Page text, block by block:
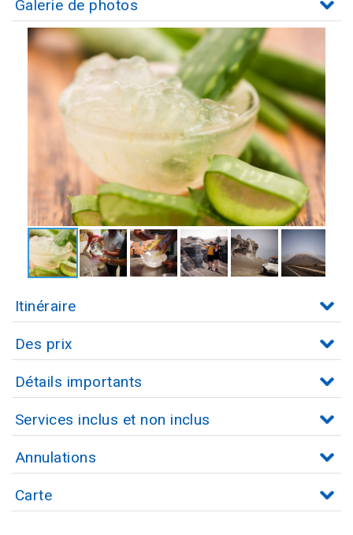
Galerie de photos
Itinéraire
Des prix
Détails importants
Services inclus et non inclus
Annulations
Carte